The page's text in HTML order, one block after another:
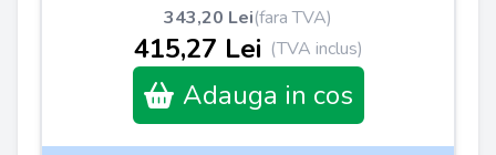
343,20 Lei(fara TVA)
415,27 Lei (TVA inclus)
Adauga in cos